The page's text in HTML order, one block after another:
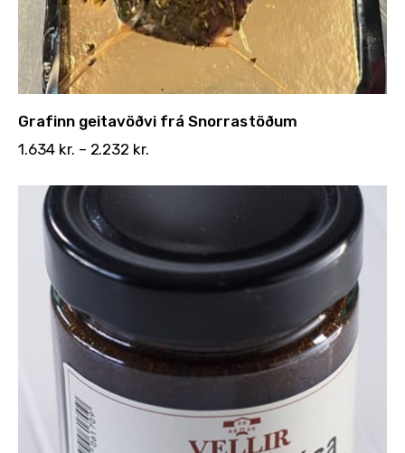
Grafinn geitavöðvi frá Snorrastöðum
1.634 kr. – 2.232 kr.